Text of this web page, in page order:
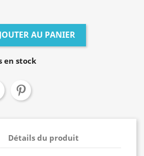
AU PANIER
en stock
Détails du produit